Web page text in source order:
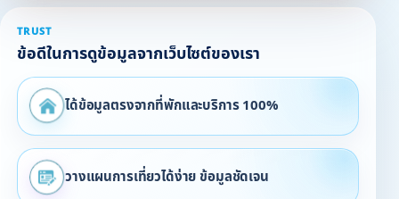
TRUST
ข้อดีในการดูข้อมูลจากเว็บไซต์ของเรา
ได้ข้อมูลตรงจากที่พักและบริการ 100%
วางแผนการเที่ยวได้ง่าย ข้อมูลชัดเจน